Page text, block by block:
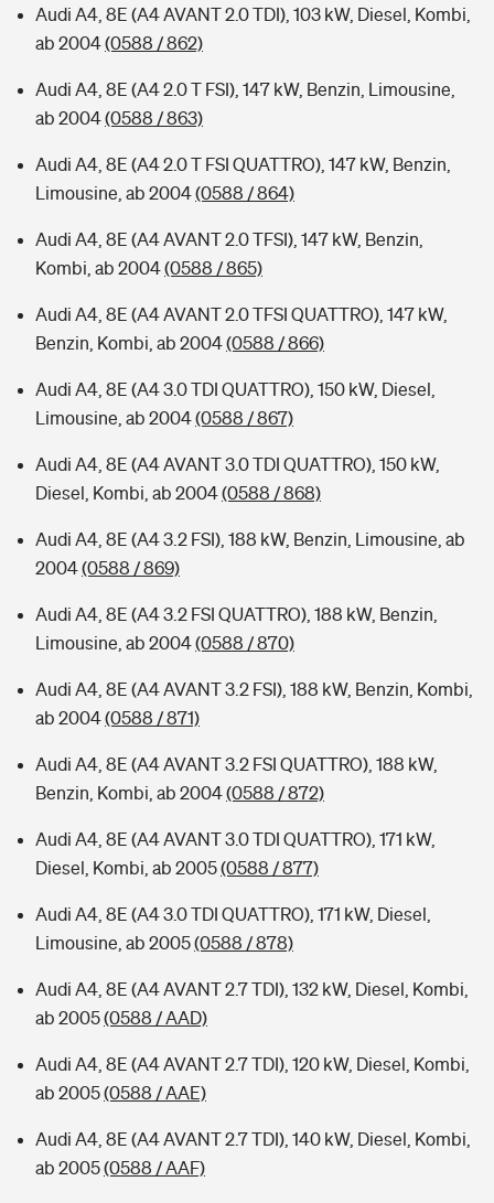
Audi A4, 8E (A4 AVANT 2.0 TDI), 103 kW, Diesel, Kombi,
ab 2004(0588 / 862)
Audi A4, 8E (A4 2.0 T FSI), 147 kW, Benzin, Limousine,
ab 2004(0588 / 863)
Audi A4, 8E (A4 2.0 T FSI QUATTRO), 147 kW, Benzin,
Limousine, ab 2004(0588 / 864)
Audi A4, 8E (A4 AVANT 2.0 TFSI), 147 kW, Benzin,
Kombi, ab 2004(0588 / 865)
Audi A4, 8E (A4 AVANT 2.0 TFSI QUATTRO), 147 kW,
Benzin, Kombi, ab 2004(0588 / 866)
Audi A4, 8E (A4 3.0 TDI QUATTRO), 150 kW, Diesel,
Limousine, ab 2004(0588 / 867)
Audi A4, 8E (A4 AVANT 3.0 TDI QUATTRO), 150 kW,
Diesel, Kombi, ab 2004(0588 / 868)
Audi A4, 8E (A4 3.2 FSI), 188 kW, Benzin, Limousine, ab
2004(0588 / 869)
Audi A4, 8E (A4 3.2 FSI QUATTRO), 188 kW, Benzin,
Limousine, ab 2004(0588 / 870)
Audi A4, 8E (A4 AVANT 3.2 FSI), 188 kW, Benzin, Kombi,
ab 2004(0588 / 871)
Audi A4, 8E (A4 AVANT 3.2 FSI QUATTRO), 188 kW,
Benzin, Kombi, ab 2004(0588 / 872)
Audi A4, 8E (A4 AVANT 3.0 TDI QUATTRO), 171 kW,
Diesel, Kombi, ab 2005(0588 / 877)
Audi A4, 8E (A4 3.0 TDI QUATTRO), 171 kW, Diesel,
Limousine, ab 2005(0588 / 878)
Audi A4, 8E (A4 AVANT 2.7 TDI), 132 kW, Diesel, Kombi,
ab 2005(0588 / AAD)
Audi A4, 8E (A4 AVANT 2.7 TDI), 120 kW, Diesel, Kombi,
ab 2005(0588 / AAE)
Audi A4, 8E (A4 AVANT 2.7 TDI), 140 kW, Diesel, Kombi,
ab 2005(0588 / AAF)